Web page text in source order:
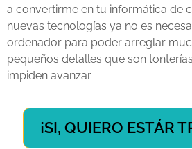
a convertirme en tu informática de
nuevas tecnologías ya no es
ordenador para poder arreglar
pequeños detalles que son
impiden avanzar.
¡SI, QUIERO ESTÁR